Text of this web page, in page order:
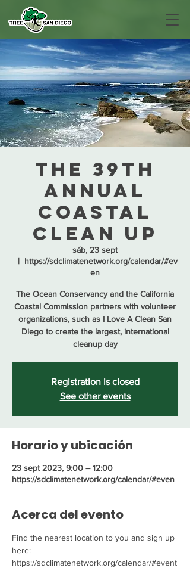
The 39th
Annual
Coastal
Clean up
sáb, 23 sept
  |
https://sdclimatenetwork.org/calendar/#ev
en
The Ocean Conservancy and the California
Coastal Commission partners with volunteer
organizations, such as I Love A Clean San
Diego to create the largest, international
cleanup day
Registration is closed
See other events
Horario y ubicación
23 sept 2023, 9:00 – 12:00
https://sdclimatenetwork.org/calendar/#even
Acerca del evento
Find the nearest location to you and sign up
here:
https://sdclimatenetwork.org/calendar/#event